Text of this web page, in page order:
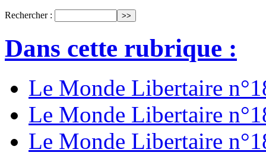
Rechercher :
Dans cette rubrique :
Le Monde Libertaire
Le Monde Libertaire
Le Monde Libertaire